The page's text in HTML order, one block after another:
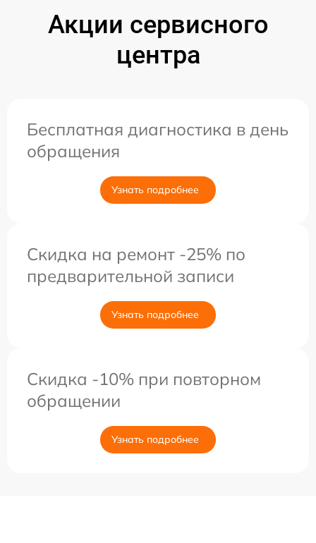
Акции сервисного
центра
Бесплатная диагностика в день
обращения
Узнать подробнее
Скидка на ремонт -25% по
предварительной записи
Узнать подробнее
Скидка -10% при повторном
обращении
Узнать подробнее